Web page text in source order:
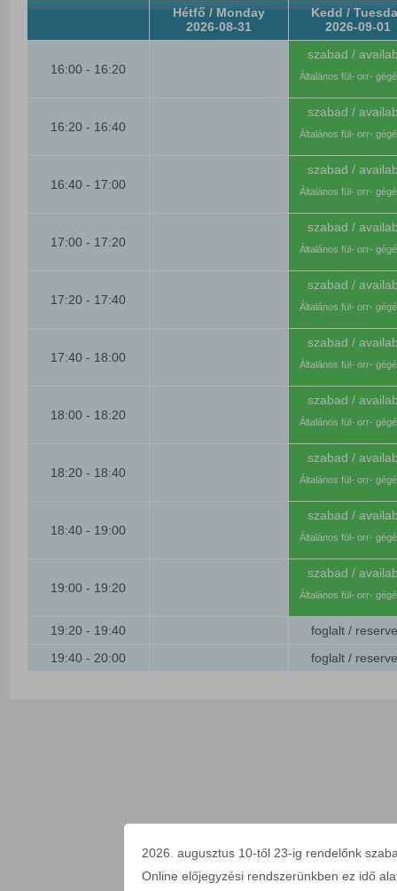
2026. augusztus 10-től 23-ig rendelőnk
Online előjegyzési rendszerünkben ez idő
Hétfő / Monday
2026-08-31
Kedd /
2026-09-01
16:00 - 16:20
szabad /
Általános fül- orr-
16:20 - 16:40
szabad /
Általános fül- orr-
16:40 - 17:00
szabad /
Általános fül- orr-
17:00 - 17:20
szabad /
Általános fül- orr-
17:20 - 17:40
szabad /
Általános fül- orr-
17:40 - 18:00
szabad /
Általános fül- orr-
18:00 - 18:20
szabad /
Általános fül- orr-
18:20 - 18:40
szabad /
Általános fül- orr-
18:40 - 19:00
szabad /
Általános fül- orr-
19:00 - 19:20
szabad /
Általános fül- orr-
19:20 - 19:40
foglalt /
19:40 - 20:00
foglalt /